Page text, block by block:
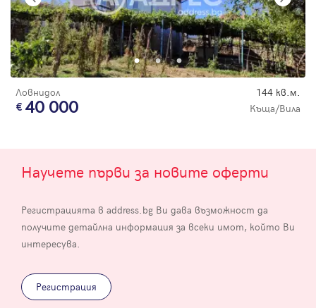
Ловнидол 144 кв.м.
40 000 Къща/Вила
Научете първи за новите оферти
Регистрацията в address.bg Ви дава възможност да
получите детайлна информация за всеки имот, който Ви
интересува.
Регистрация